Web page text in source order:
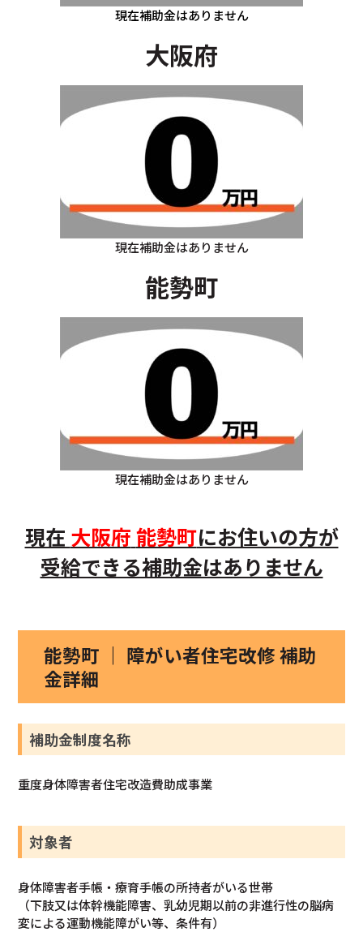
現在補助金はありません
大阪府
現在補助金はありません
能勢町
現在補助金はありません
現在 大阪府能勢町にお住いの方が
受給できる補助金はありません
能勢町 ｜ 障がい者住宅改修 補助
金詳細
補助金制度名称
重度身体障害者住宅改造費助成事業
対象者
身体障害者手帳・療育手帳の所持者がいる世帯
（下肢又は体幹機能障害、乳幼児期以前の非進行性の脳病
変による運動機能障がい等、条件有）